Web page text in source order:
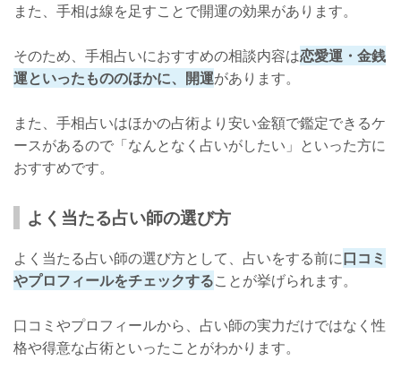
高田馬場で当たる手相占いをしよう！
また、手相は線を足すことで開運の効果があります。
そのため、手相占いにおすすめの相談内容は恋愛運・金銭
運といったもののほかに、開運があります。
また、手相占いはほかの占術より安い金額で鑑定できるケ
ースがあるので「なんとなく占いがしたい」といった方に
おすすめです。
よく当たる占い師の選び方
よく当たる占い師の選び方として、占いをする前に口コミ
やプロフィールをチェックすることが挙げられます。
口コミやプロフィールから、占い師の実力だけではなく性
格や得意な占術といったことがわかります。